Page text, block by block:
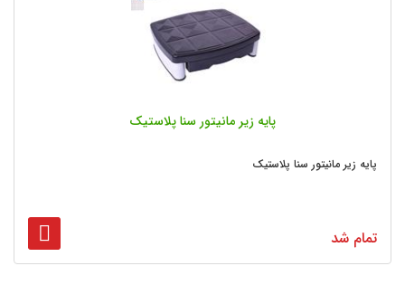
پایه زیر مانیتور سنا پلاستیک
پایه زیر مانیتور سنا پلاستیک
تمام شد